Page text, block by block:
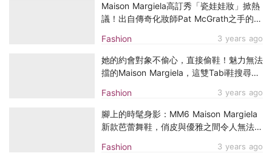
Fashion 3 years ago
Maison Margiela高訂秀「瓷娃娃妝」掀熱
議！出自傳奇化妝師Pat McGrath之手的驚
Fashion 3 years ago
她的約會對象不偷心，直接偷鞋！魅力無法
擋的Maison Margiela，這雙Tabi鞋搜尋量
Fashion 3 years ago
腳上的時髦身影：MM6 Maison Margiela
新款芭蕾舞鞋，俏皮與優雅之間令人無法抗